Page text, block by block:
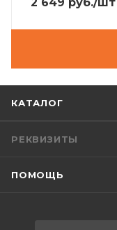
КАТАЛОГ
РЕКВИЗИТЫ
ПОМОЩЬ